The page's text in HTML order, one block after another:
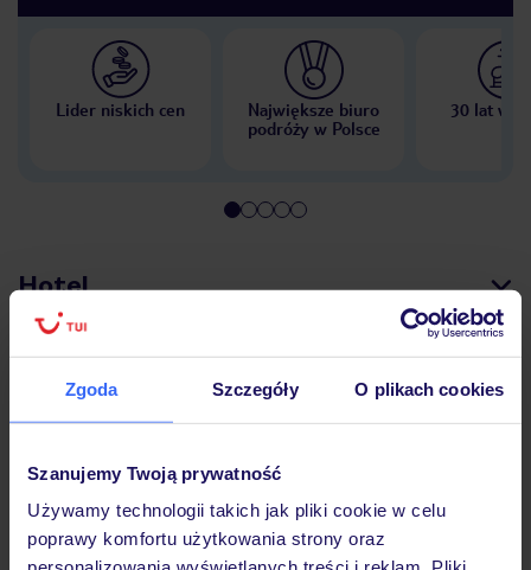
Zgoda Szczegóły O plikach cookies
Szanujemy Twoją prywatność
Używamy technologii takich jak pliki cookie w celu
poprawy komfortu użytkowania strony oraz
Lider niskich cen
Największe biuro
podróży w Polsce
30 lat w
Hotel
Wyżywienie
Atrakcje